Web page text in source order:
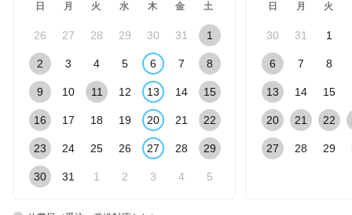
日 月 火 水 木 金 土
26 27 28 29 30 31 1
2 3 4 5 6 7 8
9 10 11 12 13 14 15
16 17 18 19 20 21 22
23 24 25 26 27 28 29
30 31 1 2 3 4 5
日 月 火
30 31 1
6 7 8
13 14 15
20 21 22
27 28 29